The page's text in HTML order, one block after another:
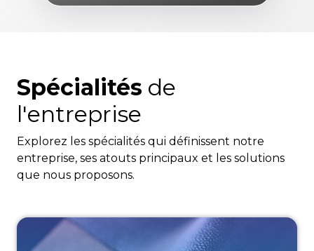
Spécialités de
l'entreprise
Explorez les spécialités qui définissent notre
entreprise, ses atouts principaux et les solutions
que nous proposons.